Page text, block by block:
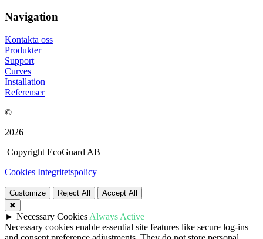
Navigation
Kontakta oss
Produkter
Support
Curves
Installation
Referenser
©
2026
Copyright EcoGuard AB
Cookies Integritetspolicy
Customize Reject All
Accept All
✖
► Necessary Cookies Always Active
Necessary cookies enable essential site features like secure log-ins